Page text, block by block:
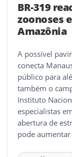
BR-319
zoonoses
Amazônia
A possível
conecta
público para
também o
Instituto
especialistas
abertura de
pode